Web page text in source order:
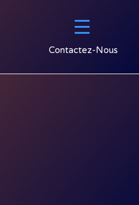
Contactez-Nous